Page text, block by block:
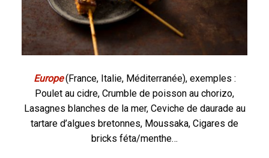
Europe(France, Italie, Méditerranée), exemples :
Poulet au cidre, Crumble de poisson au chorizo,
Lasagnes blanches de la mer, Ceviche de daurade au
tartare d’algues bretonnes, Moussaka, Cigares de
bricks féta/menthe…